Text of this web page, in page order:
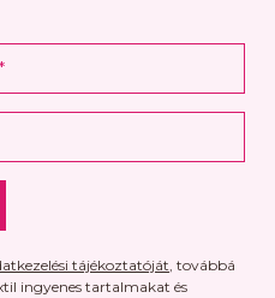
tájékoztatóját, továbbá
ingyenes tartalmakat és